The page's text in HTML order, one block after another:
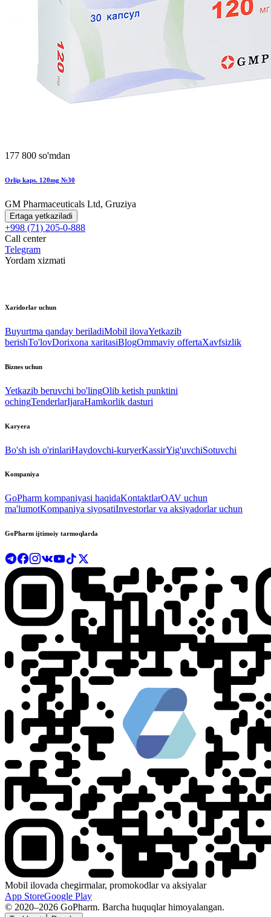
177 800 so'mdan
Orlip kaps. 120mg №30
GM Pharmaceuticals Ltd, Gruziya
Ertaga yetkaziladi
+998 (71) 205-0-888
Call center
Telegram
Yordam xizmati
Xaridorlar uchun
Buyurtma qanday beriladiMobil ilovaYetkazib
berishTo'lovDorixona xaritasiBlogOmmaviy offertaXavfsizlik
Biznes uchun
Yetkazib beruvchi bo'lingOlib ketish punktini
ochingTenderlarIjaraHamkorlik dasturi
Karyera
Bo'sh ish o'rinlariHaydovchi-kuryerKassirYig'uvchiSotuvchi
Kompaniya
GoPharm kompaniyasi haqidaKontaktlarOAV uchun
ma'lumotKompaniya siyosatiInvestorlar va aksiyadorlar uchun
GoPharm ijtimoiy tarmoqlarda
Mobil ilovada chegirmalar, promokodlar va aksiyalar
App StoreGoogle Play
© 2020–2026 GoPharm. Barcha huquqlar himoyalangan.